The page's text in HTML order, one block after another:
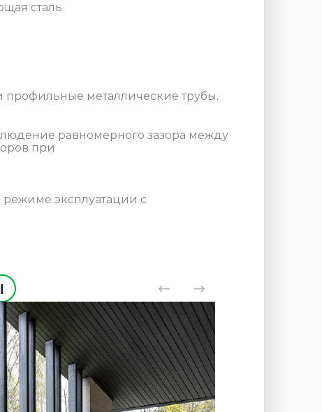
сталь
металлические трубы.
равномерного зазора между
при
эксплуатации с